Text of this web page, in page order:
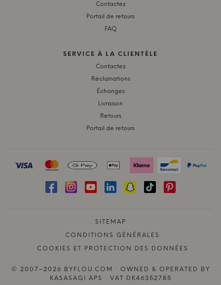
Contactez
Portail de retours
FAQ
SERVICE À LA CLIENTÈLE
Contactez
Réclamations
Échanges
Livraison
Retours
Portail de retours
SITEMAP
CONDITIONS GÉNÉRALES
COOKIES ET PROTECTION DES DONNÉES
© 2007–2026 BYFLOU.COM · OWNED & OPERATED BY
KASASAGI APS · VAT DK46352785